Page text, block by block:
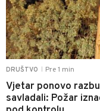
DRUŠTVO Pre 1 min
Vjetar ponovo
savladali: Požar